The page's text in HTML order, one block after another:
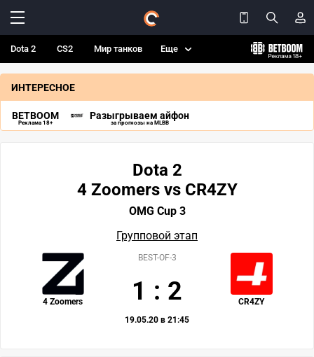
Dota 2 CS2 Мир танков Еще
ИНТЕРЕСНОЕ
BETBOOM
Реклама 18+
Разыгрываем айфон
за прогнозы на MLBB
Dota 2
4 Zoomers vs CR4ZY
OMG Cup 3
Групповой этап
4 Zoomers CR4ZY
BEST-OF-3
1 : 2
19.05.20 в 21:45